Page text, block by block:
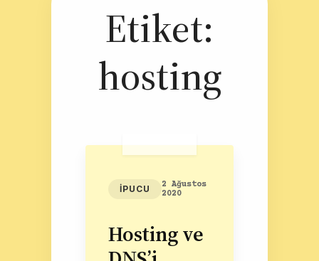
Etiket:
hosting
İPUCU
2 Ağustos
2020
Hosting ve